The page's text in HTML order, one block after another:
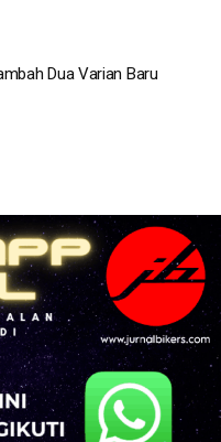
Dua Varian Baru